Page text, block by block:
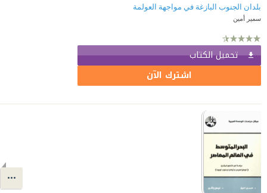
بلدان الجنوب البازغة في مواجهة العولمة
سمير أمين
تحميل الكتاب
اشترك الآن